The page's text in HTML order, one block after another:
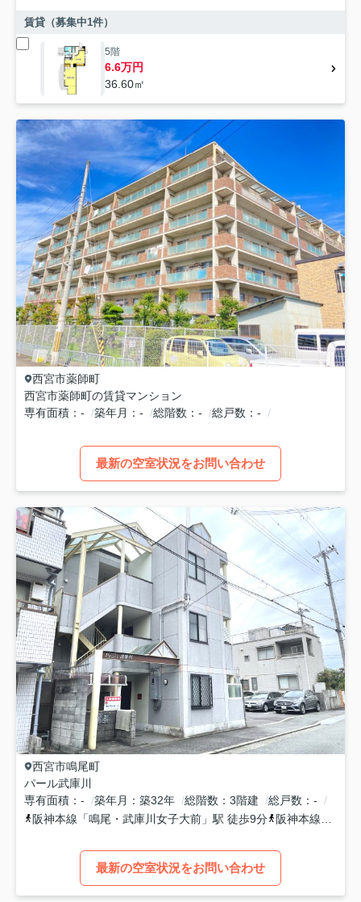
賃貸（募集中1件）
5階
6.6万円
36.60㎡
西宮市薬師町
西宮市薬師町の賃貸マンション
専有面積
- 築年月 - 総階数 - 総戸数 -
最新の空室状況をお問い合わせ
西宮市鳴尾町
パール武庫川
専有面積
- 築年月 築32年 総階数 3階建 総戸数
-
阪神本線 「鳴尾・武庫川女子大前 」駅 徒歩9分 阪神本線
最新の空室状況をお問い合わせ